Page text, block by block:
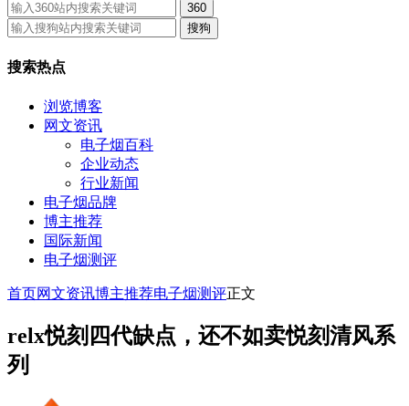
360
搜狗
搜索热点
浏览博客
网文资讯
电子烟百科
企业动态
行业新闻
电子烟品牌
博主推荐
国际新闻
电子烟测评
首页网文资讯博主推荐电子烟测评正文
relx悦刻四代缺点，还不如卖悦刻清风系
列